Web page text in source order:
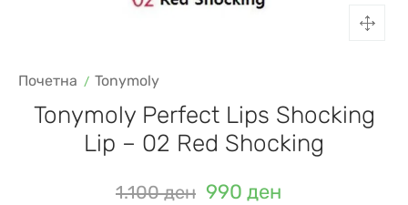
Почетна Tonymoly
Tonymoly Perfect Lips Shocking
Lip – 02 Red Shocking
1.100ден 990 ден